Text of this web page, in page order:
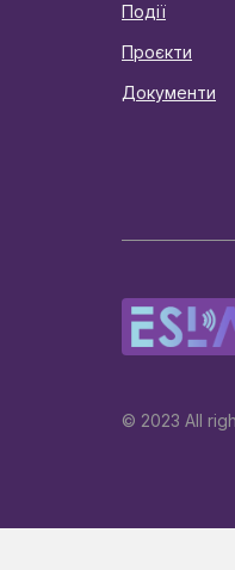
Події
Проєкти
Документи
© 2023 All